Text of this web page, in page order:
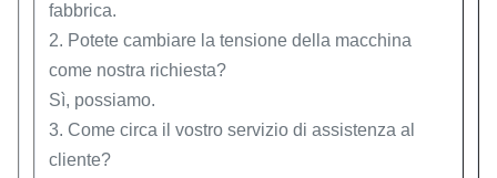
fabbrica.
2. Potete cambiare la tensione della macchina
come nostra richiesta?
Sì, possiamo.
3. Come circa il vostro servizio di assistenza al
cliente?